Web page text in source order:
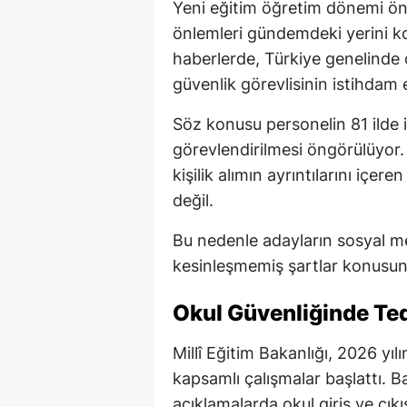
Yeni eğitim öğretim dönemi
önlemleri gündemdeki yerini
haberlerde, Türkiye
güvenlik görevlisinin istihdam
Söz konusu personelin 81
görevlendirilmesi
kişilik alımın ayrıntılarını
değil.
Bu nedenle adayların sosyal
kesinleşmemiş şartlar
Okul Güvenliğinde
Millî Eğitim Bakanlığı, 2026
kapsamlı çalışmalar başlattı.